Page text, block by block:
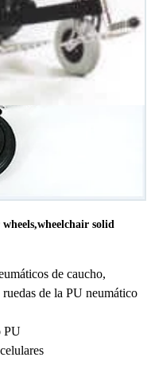
solid
de caucho,
de la PU neumático
PU